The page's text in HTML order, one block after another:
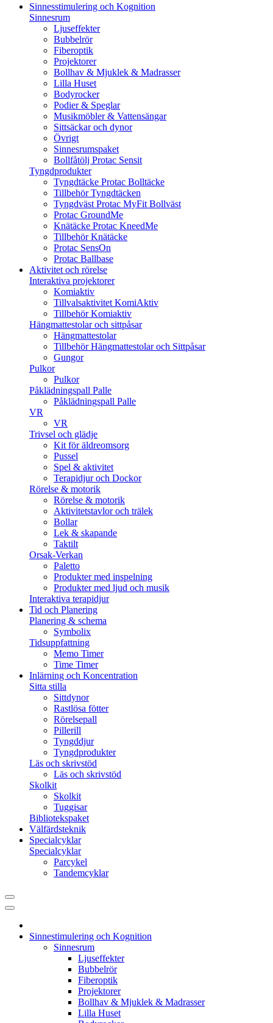
Sinnesstimulering och Kognition
Sinnesrum
Ljuseffekter
Bubbelrör
Fiberoptik
Projektorer
Bollhav & Mjuklek & Madrasser
Lilla Huset
Bodyrocker
Podier & Speglar
Musikmöbler & Vattensängar
Sittsäckar och dynor
Övrigt
Sinnesrumspaket
Bollfåtölj Protac Sensit
Tyngdprodukter
Tyngdtäcke Protac Bolltäcke
Tillbehör Tyngdtäcken
Tyngdväst Protac MyFit Bollväst
Protac GroundMe
Knätäcke Protac KneedMe
Tillbehör Knätäcke
Protac SensOn
Protac Ballbase
Aktivitet och rörelse
Interaktiva projektorer
Komiaktiv
Tillvalsaktivitet KomiAktiv
Tillbehör Komiaktiv
Hängmattestolar och sittpåsar
Hängmattestolar
Tillbehör Hängmattestolar och Sittpåsar
Gungor
Pulkor
Pulkor
Påklädningspall Palle
Påklädningspall Palle
VR
VR
Trivsel och glädje
Kit för äldreomsorg
Pussel
Spel & aktivitet
Terapidjur och Dockor
Rörelse & motorik
Rörelse & motorik
Aktivitetstavlor och trälek
Bollar
Lek & skapande
Taktilt
Orsak-Verkan
Paletto
Produkter med inspelning
Produkter med ljud och musik
Interaktiva terapidjur
Tid och Planering
Planering & schema
Symbolix
Tidsuppfattning
Memo Timer
Time Timer
Inlärning och Koncentration
Sitta stilla
Sittdynor
Rastlösa fötter
Rörelsepall
Pillerill
Tyngddjur
Tyngdprodukter
Läs och skrivstöd
Läs och skrivstöd
Skolkit
Skolkit
Tuggisar
Bibliotekspaket
Välfärdsteknik
Specialcyklar
Specialcyklar
Parcykel
Tandemcyklar
Sinnestimulering och Kognition
Sinnesrum
Ljuseffekter
Bubbelrör
Fiberoptik
Projektorer
Bollhav & Mjuklek & Madrasser
Lilla Huset